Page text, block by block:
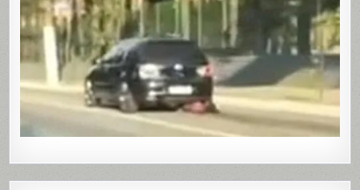
POR
APÓS
BRIGA
EM
CASA
SHOWS
SÃO
PAULO